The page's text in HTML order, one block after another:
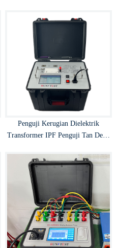
Penguji Kerugian Dielektrik
Transformer IPF Penguji Tan Delta